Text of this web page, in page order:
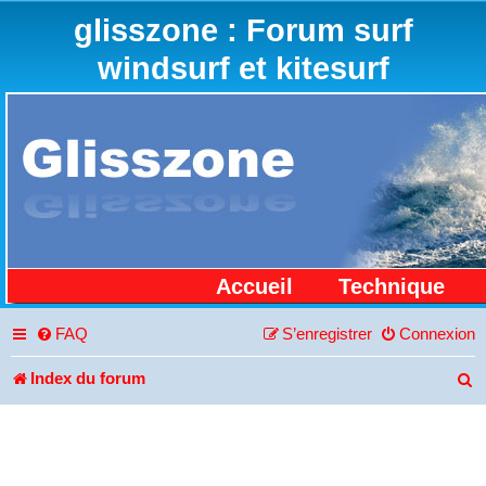
glisszone : Forum surf
windsurf et kitesurf
Accueil Technique
FAQ Connexion
S’enregistrer
Index du forum